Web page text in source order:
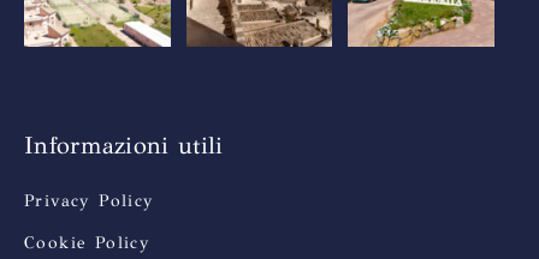
Informazioni utili
Privacy Policy
Cookie Policy